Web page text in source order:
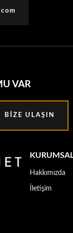
VAR
BIZE ULAŞIN
Hakkımızda
İletişim